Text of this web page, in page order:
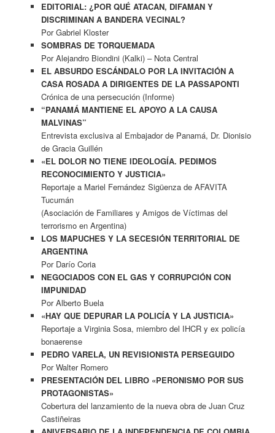
EDITORIAL: ¿POR QUÉ ATACAN, DIFAMAN Y
DISCRIMINAN A BANDERA VECINAL?
Por Gabriel Kloster
SOMBRAS DE TORQUEMADA
Por Alejandro Biondini (Kalki) – Nota Central
EL ABSURDO ESCÁNDALO POR LA INVITACIÓN A
CASA ROSADA A DIRIGENTES DE LA PASSAPONTI
Crónica de una persecución (Informe)
“PANAMÁ MANTIENE EL APOYO A LA CAUSA
MALVINAS”
Entrevista exclusiva al Embajador de Panamá, Dr. Dionisio
de Gracia Guillén
«EL DOLOR NO TIENE IDEOLOGÍA. PEDIMOS
RECONOCIMIENTO Y JUSTICIA»
Reportaje a Mariel Fernández Sigüenza de AFAVITA
Tucumán
(Asociación de Familiares y Amigos de Víctimas del
terrorismo en Argentina)
LOS MAPUCHES Y LA SECESIÓN TERRITORIAL DE
ARGENTINA
Por Darío Coria
NEGOCIADOS CON EL GAS Y CORRUPCIÓN CON
IMPUNIDAD
Por Alberto Buela
«HAY QUE DEPURAR LA POLICÍA Y LA JUSTICIA»
Reportaje a Virginia Sosa, miembro del IHCR y ex policía
bonaerense
PEDRO VARELA, UN REVISIONISTA PERSEGUIDO
Por Walter Romero
PRESENTACIÓN DEL LIBRO «PERONISMO POR SUS
PROTAGONISTAS»
Cobertura del lanzamiento de la nueva obra de Juan Cruz
Castiñeiras